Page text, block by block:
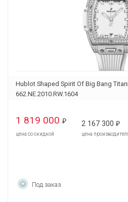
Hublot Shaped Spirit Of Big Bang
662.NE.2010.RW.1604
1 819 000 ₽
цена со скидкой
2 167 300 ₽
цена
Под заказ